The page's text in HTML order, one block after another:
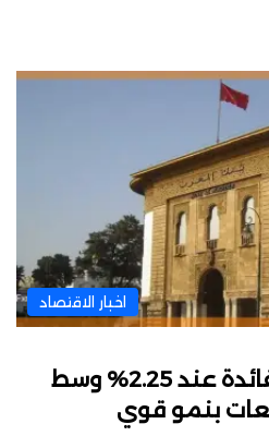
اخبار الاقتصاد
بنك المغرب يثبت الفائدة عند 2.25% وسط
بنمو قوي